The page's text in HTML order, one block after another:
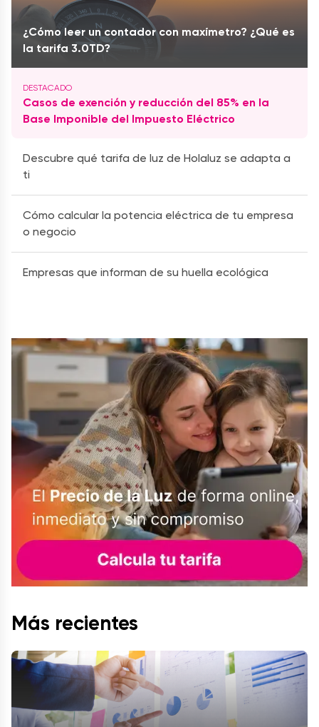
¿Cómo leer un contador con maxímetro? ¿Qué es
la tarifa 3.0TD?
Casos de exención y reducción del 85% en la
Base Imponible del Impuesto Eléctrico
Descubre qué tarifa de luz de Holaluz se adapta a
ti
Cómo calcular la potencia eléctrica de tu empresa
o negocio
Empresas que informan de su huella ecológica
Más recientes